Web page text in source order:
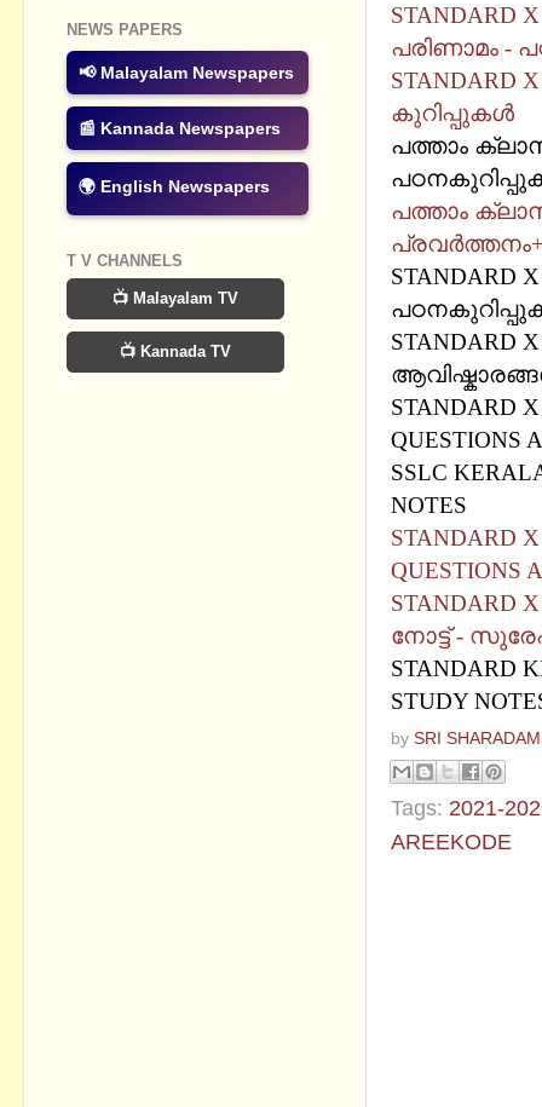
STANDARD
പരിണാമം -
കുറിപ്പുകള്‍
പത്താം
പത്താം
STANDARD
STANDARD
STANDARD
QUESTIONS
SSLC
NOTES
STANDARD
QUESTIONS
STANDARD
നോട്ട് -
STANDARD
STUDY
by SRI
Tags: 2021-
AREEKODE
NEWS PAPERS
📢 Malayalam Newspapers
📰 Kannada Newspapers
🌍 English Newspapers
T V CHANNELS
📺 Malayalam TV
📺 Kannada TV